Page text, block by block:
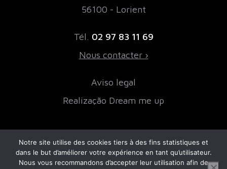
56100 - Lorient
Tél. 02 97 83 11 69
Nous contacter ›
Aviso legal
Realização Dream me up
NOSSOS PARCEIROS FINANCEIROS
Notre site utilise des cookies tiers à des fins statistiques et
dans le but d’améliorer votre expérience en tant qu’utilisateur.
Nous vous recommandons d’accepter leur utilisation afin de